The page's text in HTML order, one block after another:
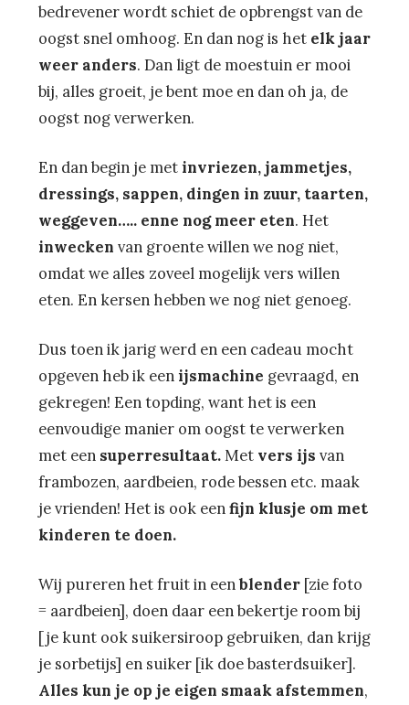
bedrevener wordt schiet de opbrengst van de
oogst snel omhoog. En dan nog is het elk jaar
weer anders. Dan ligt de moestuin er mooi
bij, alles groeit, je bent moe en dan oh ja, de
oogst nog verwerken.
En dan begin je metinvriezen, jammetjes,
dressings, sappen, dingen in zuur, taarten,
weggeven….. enne nog meer eten. Het
inwecken van groente willen we nog niet,
omdat we alles zoveel mogelijk vers willen
eten. En kersen hebben we nog niet genoeg.
Dus toen ik jarig werd en een cadeau mocht
opgeven heb ik eenijsmachine gevraagd, en
gekregen! Een topding, want het is een
eenvoudige manier om oogst te verwerken
met een superresultaat.Met vers ijs van
frambozen, aardbeien, rode bessen etc. maak
je vrienden! Het is ook eenfijn klusje om met
kinderen te doen.
Wij pureren het fruit in eenblender [zie foto
= aardbeien], doen daar een bekertje room bij
[je kunt ook suikersiroop gebruiken, dan krijg
je sorbetijs] en suiker [ik doe basterdsuiker].
Alles kun je op je eigen smaak afstemmen,